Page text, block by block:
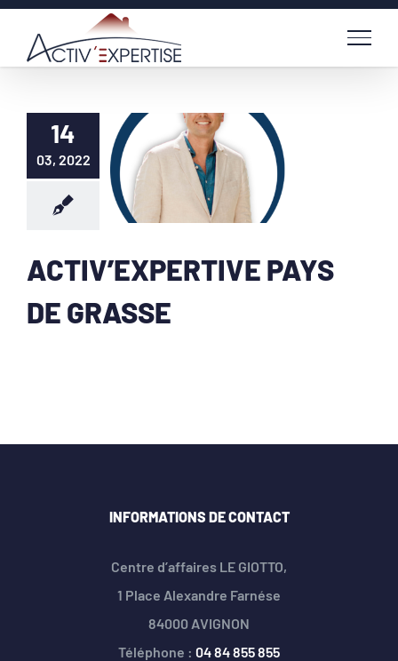
Passer
contenu
14
03, 2022
ACTIV’EXPERTIVE PAYS
DE GRASSE
INFORMATIONS DE CONTACT
Centre d’affaires LE GIOTTO,
1 Place Alexandre Farnése
84000 AVIGNON
Téléphone : 04 84 855 855